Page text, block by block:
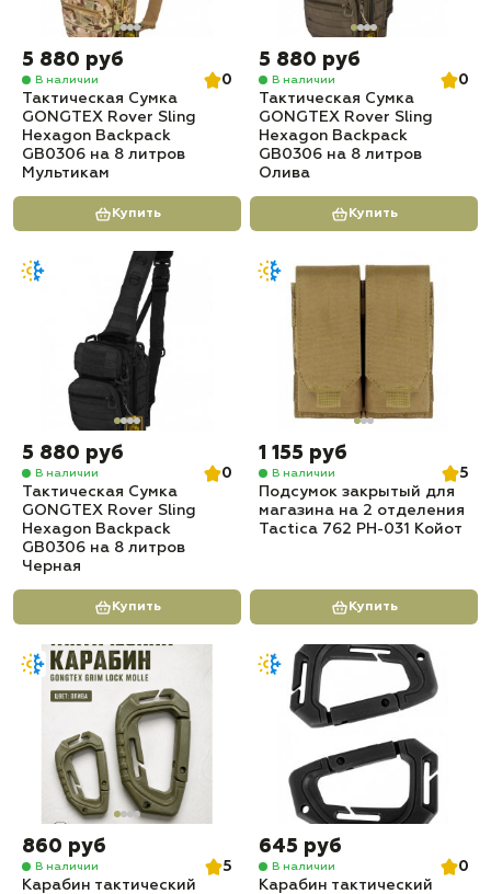
5 880 руб
В наличии
0
Тактическая Сумка
GONGTEX Rover Sling
Hexagon Backpack
GB0306 на 8 литров
Мультикам
Купить
5 880 руб
В наличии
0
Тактическая Сумка
GONGTEX Rover Sling
Hexagon Backpack
GB0306 на 8 литров
Олива
Купить
5 880 руб
В наличии
0
Тактическая Сумка
GONGTEX Rover Sling
Hexagon Backpack
GB0306 на 8 литров
Черная
Купить
1 155 руб
В наличии
5
Подсумок закрытый для
магазина на 2 отделения
Tactica 762 PH-031 Койот
Купить
860 руб
В наличии
5
Карабин тактический
645 руб
В наличии
0
Карабин тактический